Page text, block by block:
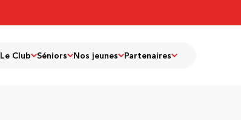
Le Club Séniors Nos jeunes Partenaires